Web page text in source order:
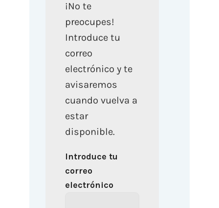
¡No te
preocupes!
Introduce tu
correo
electrónico y te
avisaremos
cuando vuelva a
estar
disponible.
Introduce tu
correo
electrónico